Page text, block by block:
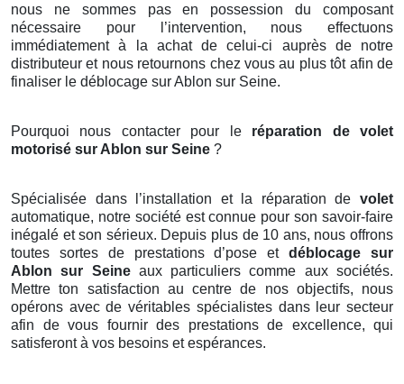
nous ne sommes pas en possession du composant
nécessaire pour l’intervention, nous effectuons
immédiatement à la achat de celui-ci auprès de notre
distributeur et nous retournons chez vous au plus tôt afin de
finaliser le déblocage sur Ablon sur Seine.
Pourquoi nous contacter pour le réparation de volet
motorisé sur Ablon sur Seine ?
Spécialisée dans l’installation et la réparation de volet
automatique, notre société est connue pour son savoir-faire
inégalé et son sérieux. Depuis plus de 10 ans, nous offrons
toutes sortes de prestations d’pose etdéblocage sur
Ablon sur Seineaux particuliers comme aux sociétés.
Mettre ton satisfaction au centre de nos objectifs, nous
opérons avec de véritables spécialistes dans leur secteur
afin de vous fournir des prestations de excellence, qui
satisferont à vos besoins et espérances.